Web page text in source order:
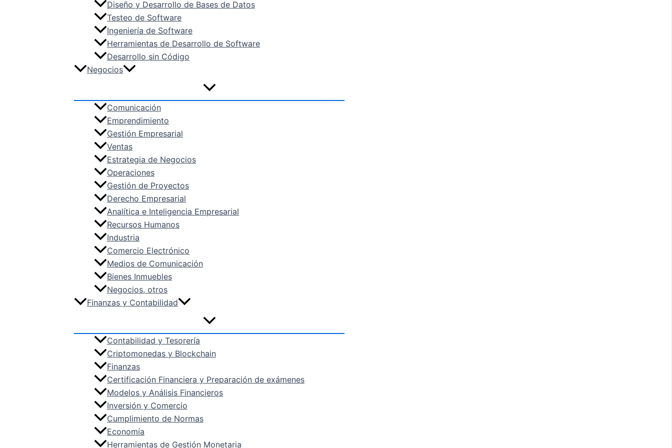
Diseño y Desarrollo de Bases de Datos
Testeo de Software
Ingeniería de Software
Herramientas de Desarrollo de Software
Desarrollo sin Código
Negocios
Comunicación
Emprendimiento
Gestión Empresarial
Ventas
Estrategia de Negocios
Operaciones
Gestión de Proyectos
Derecho Empresarial
Analítica e Inteligencia Empresarial
Recursos Humanos
Industria
Comercio Electrónico
Medios de Comunicación
Bienes Inmuebles
Negocios, otros
Finanzas y Contabilidad
Contabilidad y Tesorería
Criptomonedas y Blockchain
Finanzas
Certificación Financiera y Preparación de exámenes
Modelos y Análisis Financieros
Inversión y Comercio
Cumplimiento de Normas
Economía
Herramientas de Gestión Monetaria